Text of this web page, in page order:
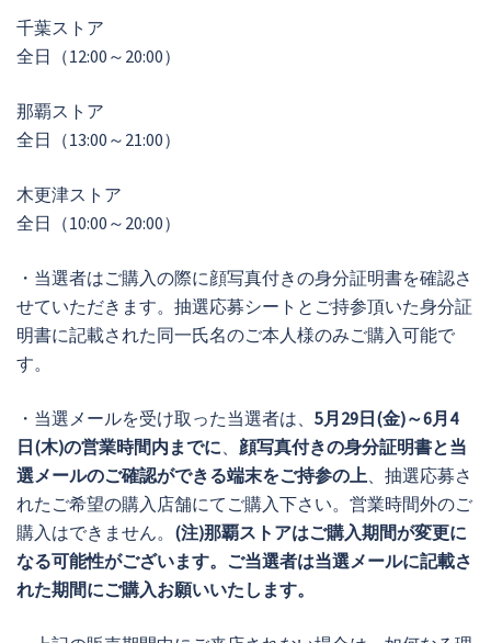
千葉ストア
全日（12:00～20:00）
那覇ストア
全日（13:00～21:00）
木更津ストア
全日（10:00～20:00）
・当選者はご購入の際に顔写真付きの身分証明書を確認さ
せていただきます。抽選応募シートとご持参頂いた身分証
明書に記載された同一氏名のご本人様のみご購入可能で
す。
・当選メールを受け取った当選者は、 5月29日(金)～6月4
日(木)の営業時間内までに
顔写真付きの身分証明書と当
選メールのご確認ができる端末をご持参の上 、抽選応募さ
れたご希望の購入店舗にてご購入下さい。営業時間外のご
購入はできません。 (注)那覇ストアはご購入期間が変更に
なる可能性がございます。ご当選者は当選メールに記載さ
れた期間にご購入お願いいたします。